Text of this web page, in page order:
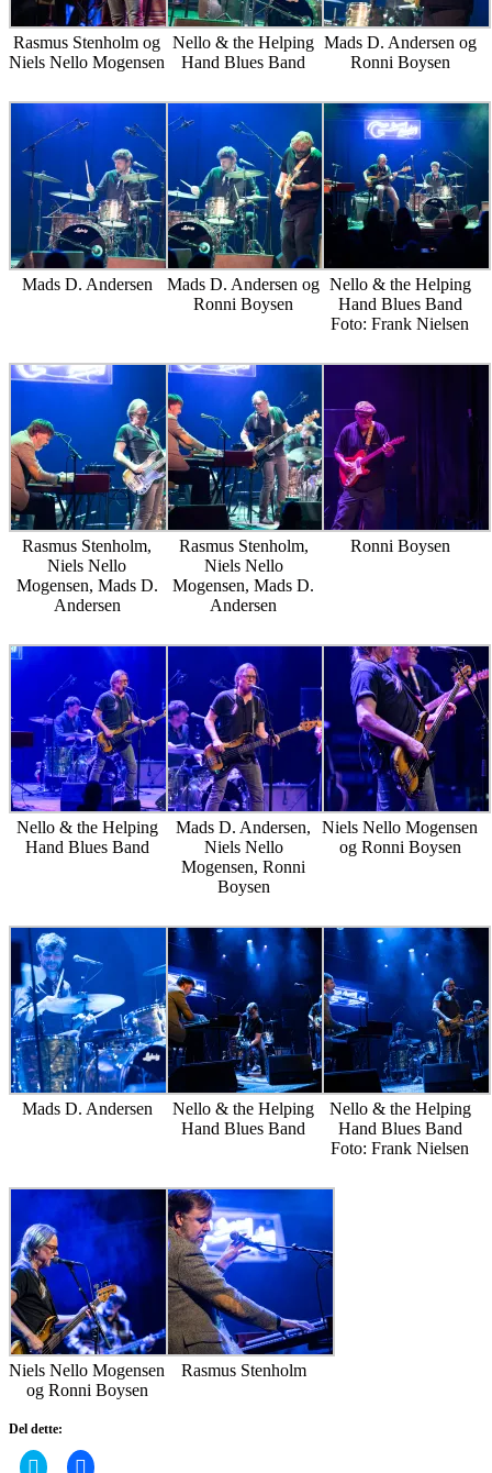
Rasmus Stenholm og
Niels Nello Mogensen
Nello & the Helping
Hand Blues Band
Mads D. Andersen og
Ronni Boysen
Mads D. Andersen
Mads D. Andersen og
Ronni Boysen
Nello & the Helping
Hand Blues Band
Foto: Frank Nielsen
Rasmus Stenholm,
Niels Nello
Mogensen, Mads D.
Andersen
Rasmus Stenholm,
Niels Nello
Mogensen, Mads D.
Andersen
Ronni Boysen
Nello & the Helping
Hand Blues Band
Mads D. Andersen,
Niels Nello
Mogensen, Ronni
Boysen
Niels Nello Mogensen
og Ronni Boysen
Mads D. Andersen
Nello & the Helping
Hand Blues Band
Nello & the Helping
Hand Blues Band
Foto: Frank Nielsen
Niels Nello Mogensen
og Ronni Boysen
Rasmus Stenholm
Del dette:
Click Click